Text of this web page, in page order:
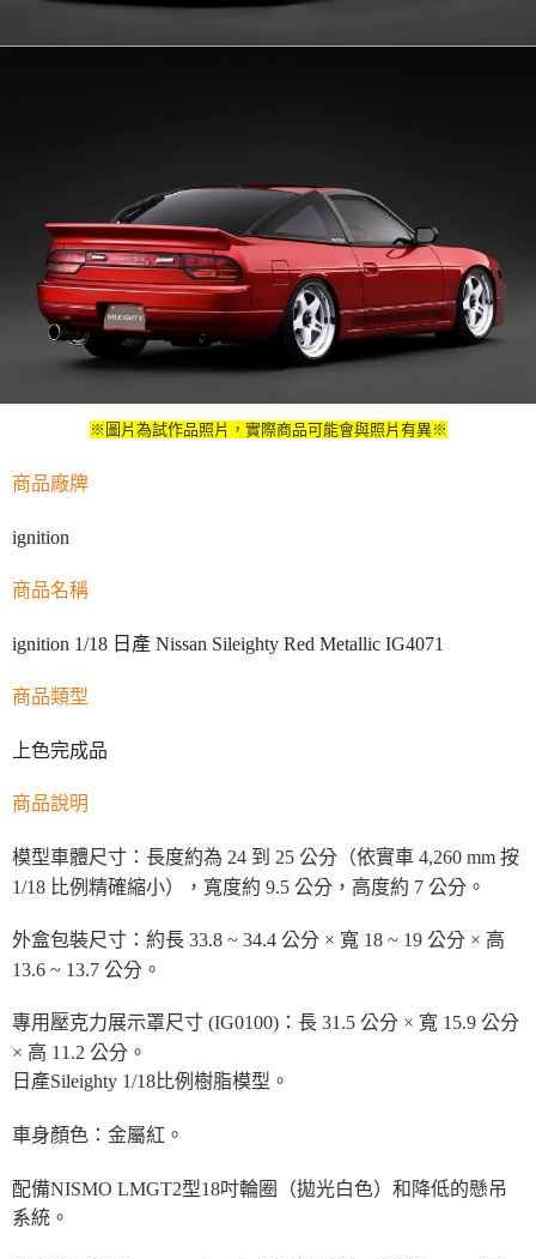
※圖片為試作品照片，實際商品可能會與照片有異※
商品廠牌
ignition
商品名稱
ignition 1/18 日產 Nissan Sileighty Red Metallic IG4071
商品類型
上色完成品
商品說明
模型車體尺寸：長度約為 24 到 25 公分（依實車 4,260 mm 按
1/18 比例精確縮小），寬度約 9.5 公分，高度約 7 公分。
外盒包裝尺寸：約長 33.8 ~ 34.4 公分 × 寬 18 ~ 19 公分 × 高
13.6 ~ 13.7 公分。
專用壓克力展示罩尺寸 (IG0100)：長 31.5 公分 × 寬 15.9 公分
× 高 11.2 公分。
日產Sileighty 1/18比例樹脂模型。
車身顏色：金屬紅。
配備NISMO LMGT2型18吋輪圈（拋光白色）和降低的懸吊
系統。